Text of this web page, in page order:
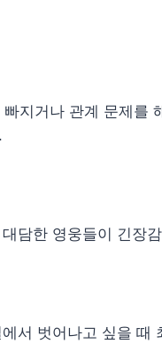
지거나 관계 문제를
담한 영웅들이 긴장
서 벗어나고 싶을 때